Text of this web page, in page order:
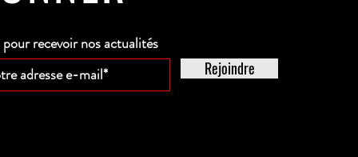
recevoir nos actualités
Rejoindre